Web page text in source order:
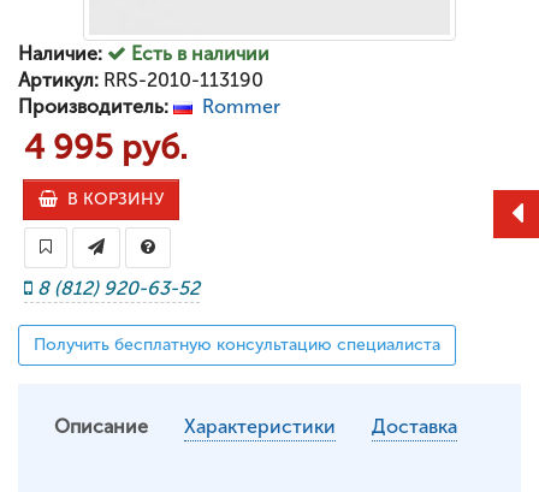
Наличие:
Есть в наличии
Артикул: RRS-2010-113190
Производитель:
Rommer
4 995 руб.
В КОРЗИНУ
8 (812) 920-63-52
Получить бесплатную консультацию специалиста
Описание Характеристики Доставка